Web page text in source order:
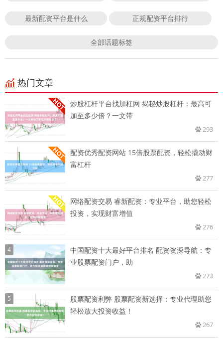
最新配资平台是什么 正规配资平台排行
全部话题标签
热门文章
炒股杠杆平台找加杠网 揭秘炒股杠杆：最高可
加至多少倍？一文带
293
配资优秀配资网站 15倍股票配资，轻松撬动财
富杠杆
277
网络配资交易 睿新配资：专业平台，助您轻松
投资，实现财富增值
276
4
中国配资十大最好平台排名 配资资深导航：专
业股票配资门户，助
273
5
股票配资利弊 股票配资新选择：专业代理助您
轻松放大投资收益！
267